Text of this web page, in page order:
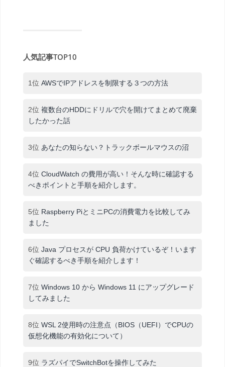
人気記事TOP10
1位 AWSでIPアドレスを制限する３つの方法
2位 複数台のHDDにドリルで穴を開けてまとめて廃棄
したかった話
3位 あなたの知らない？トラックボールマウスの沼
4位 CloudWatch の費用が高い！そんな時に確認する
べきポイントと手順を紹介します。
5位 Raspberry PiとミニPCの消費電力を比較してみ
ました
6位 Java プロセスが CPU 負荷かけているぞ！います
ぐ確認するべき手順を紹介します！
7位 Windows 10 から Windows 11 にアップグレード
してみました
8位 WSL 2使用時の注意点（BIOS（UEFI）でCPUの
仮想化機能の有効化について）
9位 ラズパイでSwitchBotを操作してみた